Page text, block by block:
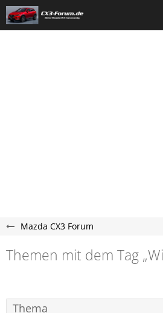
Mazda CX3 Forum
Themen mit dem Tag
Thema